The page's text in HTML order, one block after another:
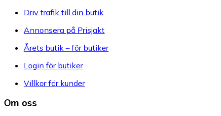
Driv trafik till din butik
Annonsera på Prisjakt
Årets butik – för butiker
Login för butiker
Villkor för kunder
Om oss